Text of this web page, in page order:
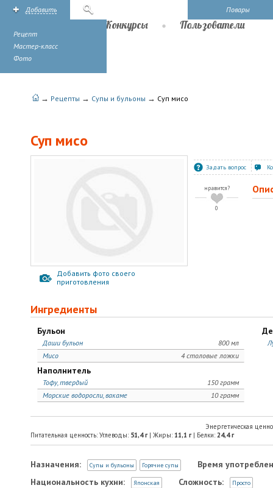
Повары
Добавить
Рецепт
Мастер-класс
Фото
Конкурсы Пользователи
→ Рецепты → Супы и бульоны → Суп мисо
Суп мисо
Добавить фото своего
приготовления
Задать вопрос
нравится?
0
Ингредиенты
Бульон
800 мл
Даши бульон
4 столовые ложки
Мисо
Наполнитель
150 грамм
Тофу, твердый
10 грамм
Морские водоросли, вакаме
Энергетическая
Питательная ценность: Углеводы: 51,4г| Жиры: 11,1 г| Белки: 24,4г
Назначения: Супы и бульоны Горячие супы
Время
Национальность кухни:
Японская Сложность: Просто